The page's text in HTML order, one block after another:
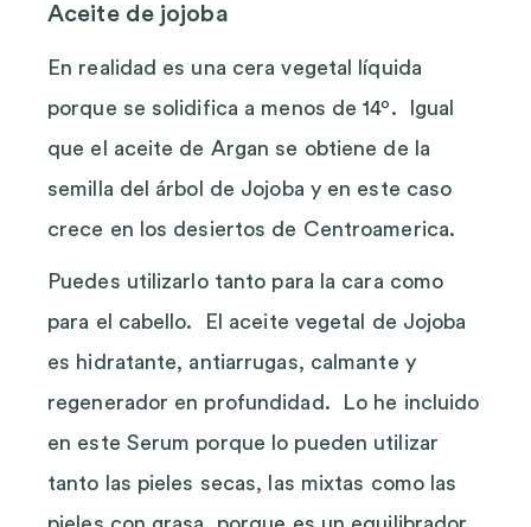
Aceite de jojoba
En realidad es una cera vegetal líquida
porque se solidifica a menos de 14º. Igual
que el aceite de Argan se obtiene de la
semilla del árbol de Jojoba y en este caso
crece en los desiertos de Centroamerica.
Puedes utilizarlo tanto para la cara como
para el cabello. El aceite vegetal de Jojoba
es hidratante, antiarrugas, calmante y
regenerador en profundidad. Lo he incluido
en este Serum porque lo pueden utilizar
tanto las pieles secas, las mixtas como las